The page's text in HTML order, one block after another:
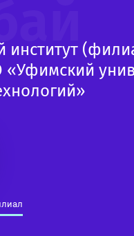
институт